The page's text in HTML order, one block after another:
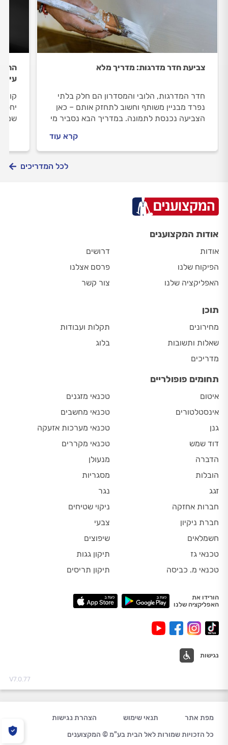
צביעת חדר מדרגות: מדריך מלא
חדר המדרגות, הלובי והמסדרון הם חלק בלתי
נפרד מבניין משותף וחשוב לתחזק אותם – כאן
הצביעה נכנסת לתמונה. במדריך הבא נסביר מי
צביעת חדר מדרגות, איך מתנהלים מול צבעי
מקצועי ואיך מפקחים על העבודה?
קרא עוד
לכל המדריכים
אודות המקצוענים
אודות
הפיקוח שלנו
האפליקציה שלנו
דרושים
פרסם אצלנו
צור קשר
תוכן
מחירונים
שאלות ותשובות
מדריכים
תקלות ועבודות
בלוג
תחומים פופולריים
איטום
אינסטלטורים
גנן
דוד שמש
הדברה
הובלות
זגג
חברות אחזקה
חברת ניקיון
חשמלאים
טכנאי גז
טכנאי מ. כביסה
טכנאי מזגנים
טכנאי מחשבים
טכנאי מערכות אזעקה
טכנאי מקררים
מנעולן
מסגריות
נגר
ניקוי שטיחים
צבעי
שיפוצים
תיקון גגות
תיקון תריסים
הורידו את
האפליקציה שלנו
נגישות
V7.0.77
מפת אתר תנאי שימוש
הצהרת נגישות
כל הזכויות שמורות לאל הבית בע"מ © המקצוענים